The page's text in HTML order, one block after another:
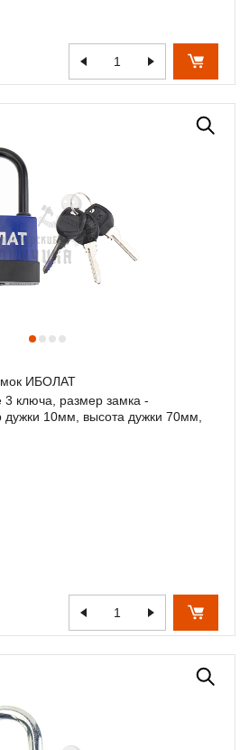
ИБОЛАТ
3 ключа, размер замка -
10мм, высота дужки 70мм,